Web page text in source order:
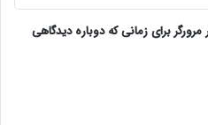
برای زمانی که دوباره دیدگاهی